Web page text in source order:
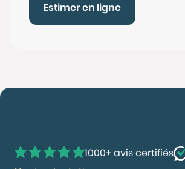
Estimer en ligne
1000+ avis certifiés